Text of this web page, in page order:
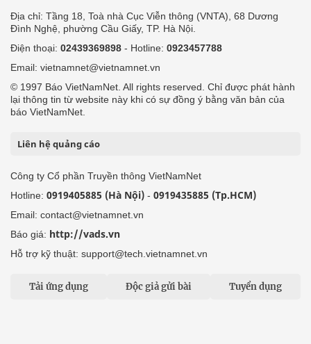
Địa chỉ: Tầng 18, Toà nhà Cục Viễn thông (VNTA), 68 Dương
Đình Nghệ, phường Cầu Giấy, TP. Hà Nội.
Điện thoại: 02439369898 - Hotline: 0923457788
Email: vietnamnet@vietnamnet.vn
© 1997 Báo VietNamNet. All rights reserved. Chỉ được phát hành
lại thông tin từ website này khi có sự đồng ý bằng văn bản của
báo VietNamNet.
Liên hệ quảng cáo
Công ty Cổ phần Truyền thông VietNamNet
Hotline: 0919405885 (Hà Nội) - 0919435885 (Tp.HCM)
Email: contact@vietnamnet.vn
Báo giá: http://vads.vn
Hỗ trợ kỹ thuật: support@tech.vietnamnet.vn
Tải ứng dụng Độc giả gửi bài Tuyển dụng